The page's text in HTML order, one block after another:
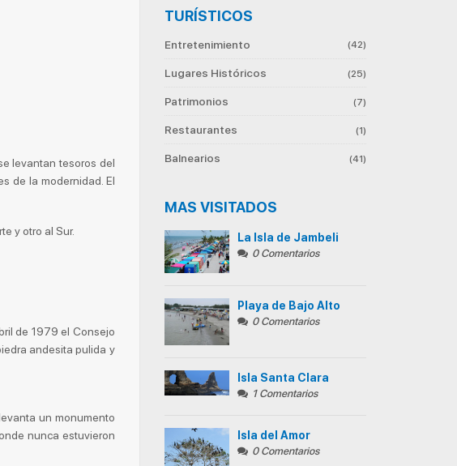
TURÍSTICOS
Entretenimiento (42)
Lugares Históricos (25)
Patrimonios (7)
Restaurantes (1)
Balnearios (41)
MAS VISITADOS
La Isla de Jambeli
0 Comentarios
Playa de Bajo Alto
0 Comentarios
Isla Santa Clara
1 Comentarios
Isla del Amor
0 Comentarios
levantan tesoros del
de la modernidad. El
y otro al Sur.
de 1979 el Consejo
andesita pulida y
un monumento
nunca estuvieron